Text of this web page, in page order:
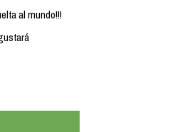
al mundo!!!